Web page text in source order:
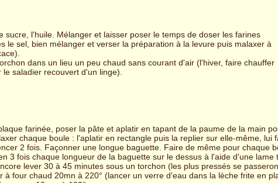
sucre, l'huile. Mélanger et laisser poser le temps de doser les farines
le sel, bien mélanger et verser la préparation à la levure puis malaxer à
dans un lieu un peu chaud sans courant d'air (l'hiver, faire chauffer
saladier recouvert d'un linge).
farinée, poser la pâte et aplatir en tapant de la paume de la main
chaque boule : l'aplatir en rectangle puis la replier sur elle-même, lui
2 fois. Façonner une longue baguette. Faire de même pour chaque
3 fois chaque longueur de la baguette sur le dessus à l'aide d'une lame
lever 30 à 45 minutes sous un torchon (les plus pressés se
à four chaud 20mn à 220° (lancer un verre d'eau dans la lèche frite en